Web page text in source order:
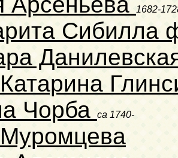
1682-
Сибилла
Чорба
ca 1740-